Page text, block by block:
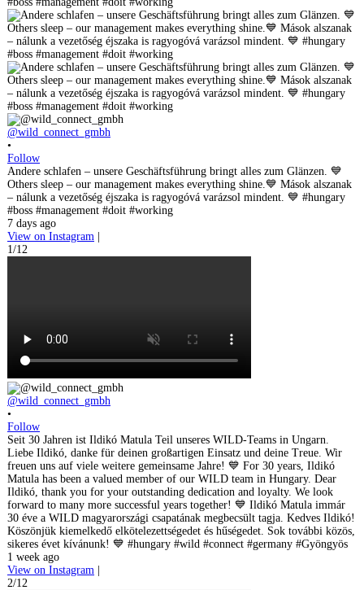
@wild_connect_gmbh
•
Follow
Andere schlafen – unsere Geschäftsführung bringt alles zum Glänzen. 💙
Others sleep – our management makes everything shine.💙 Mások alszanak
– nálunk a vezetőség éjszaka is ragyogóvá varázsol mindent. 💙 #hungary
#boss #management #doit #working
7 days ago
View on Instagram |
1/12
@wild_connect_gmbh
•
Follow
Seit 30 Jahren ist Ildikó Matula Teil unseres WILD-Teams in Ungarn.
Liebe Ildikó, danke für deinen großartigen Einsatz und deine Treue. Wir
freuen uns auf viele weitere gemeinsame Jahre! 💙 For 30 years, Ildikó
Matula has been a valued member of our WILD team in Hungary. Dear
Ildikó, thank you for your outstanding dedication and loyalty. We look
forward to many more successful years together! 💙 Ildikó Matula immár
30 éve a WILD magyarországi csapatának megbecsült tagja. Kedves Ildikó!
Köszönjük kiemelkedő elkötelezettségedet és hűségedet. Sok további közös,
sikeres évet kívánunk! 💙 #hungary #wild #connect #germany #Gyöngyös
1 week ago
View on Instagram |
2/12